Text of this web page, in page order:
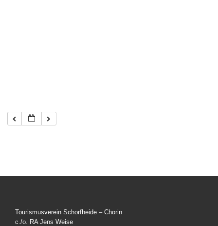
Tourismusverein Schorfheide – Chorin
c./o. RA Jens Weise